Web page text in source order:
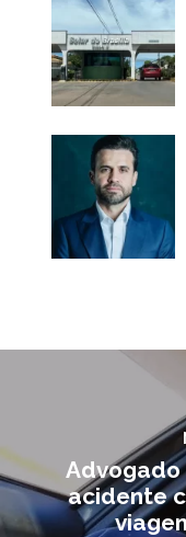
acidente